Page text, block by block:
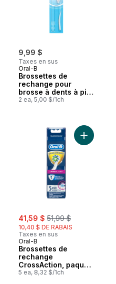
9,99 $
Taxes en sus
Oral-B
Brossettes de
rechange pour
brosse à dents à pile
Nettoyage en
2 ea, 5,00 $/1ch
Têtes De Brosse au panier
sale:
41,59 $ , formerly:
51,99 $
10,40 $ DE RABAIS
Taxes en sus
Oral-B
Brossettes de
rechange
CrossAction, paquet
de 5
5 ea, 8,32 $/1ch
Ajouter